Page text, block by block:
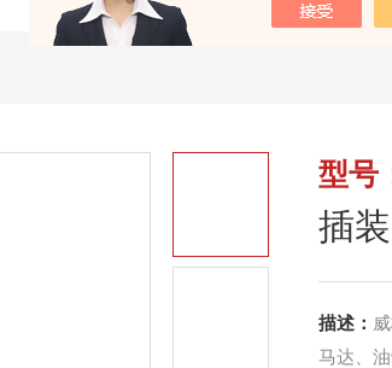
型号
插
描述：
马达、